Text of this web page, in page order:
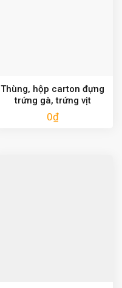
Thùng, hộp carton đựng
trứng gà, trứng vịt
0₫